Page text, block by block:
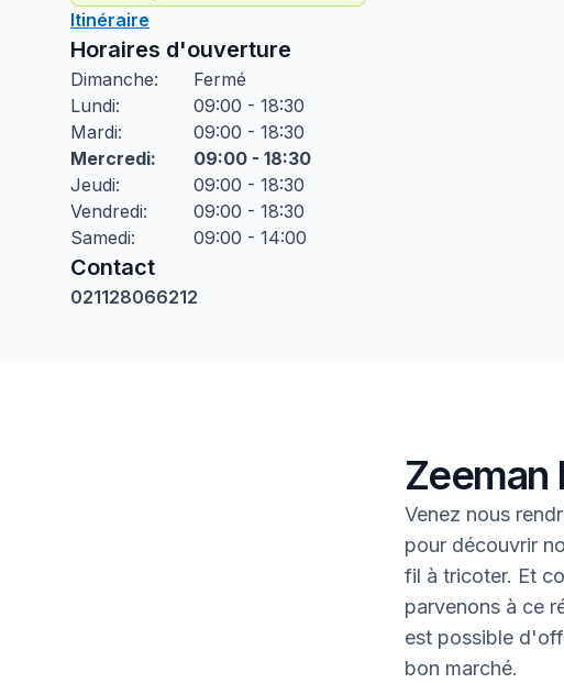
Itinéraire
Horaires d'ouverture
Dimanche:
Fermé
Lundi:
09:00 - 18:30
Mardi:
09:00 - 18:30
Mercredi:
09:00 - 18:30
Jeudi:
09:00 - 18:30
Vendredi:
09:00 - 18:30
Samedi: 09:00 - 14:00
Contact
021128066212
Zeeman
Venez nous
pour découvrir
fil à tricoter. Et
parvenons à ce
est possible
bon marché.